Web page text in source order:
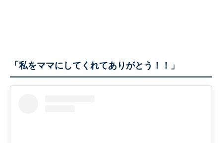
「私をママにしてくれてありがとう！！」